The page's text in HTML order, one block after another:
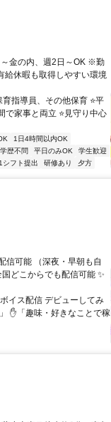
金の内、週2日～OK ※勤
給休暇も取得しやすい環境
指導員、その他保育 ⭐平
で家事と両立 ⭐見守り中心
1日4時間以内OK
学歴不問 平日のみOK
学生歓迎
シフト提出 研修あり 夕方
信可能 （深夜・早朝も自
どこからでも配信可能 ✨
イス配信 デビューしてみ
✋「趣味・好きなことで稼